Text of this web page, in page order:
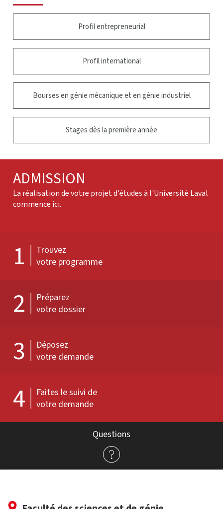
Profil entrepreneurial
Profil international
Bourses en génie mécanique et en génie industriel
Stages dès la première année
ADMISSION
La réalisation de votre projet d'études à l'Université Laval
commence ici.
1
Trouvez
votre programme
2
Préparez
votre dossier
3
Déposez
votre demande
4
Faites le suivi de
votre demande
Questions